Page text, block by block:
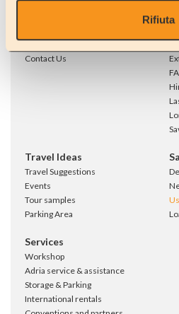
Rifiuta
Work with us
Contact Us
Travel Ideas
Travel Suggestions
Events
Tour samples
Parking Area
Services
Workshop
Adria service & assistance
Storage & Parking
International rentals